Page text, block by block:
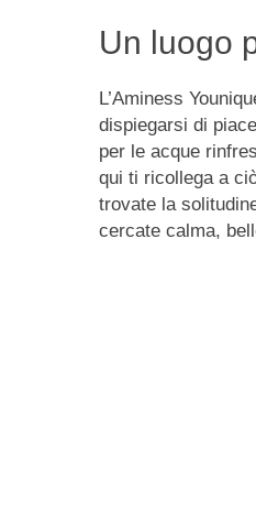
Un luogo
L’Aminess
dispiegarsi di
per le acque
qui ti ricollega a
trovate la
cercate calma,